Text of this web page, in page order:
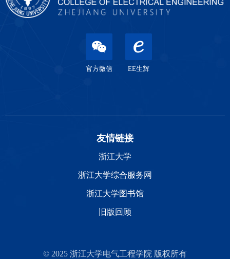
官方微信 EE生辉
友情链接
浙江大学
浙江大学综合服务网
浙江大学图书馆
旧版回顾
© 2025 浙江大学电气工程学院 版权所有